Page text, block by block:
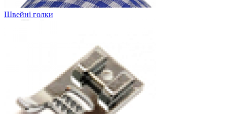
Швейні голки